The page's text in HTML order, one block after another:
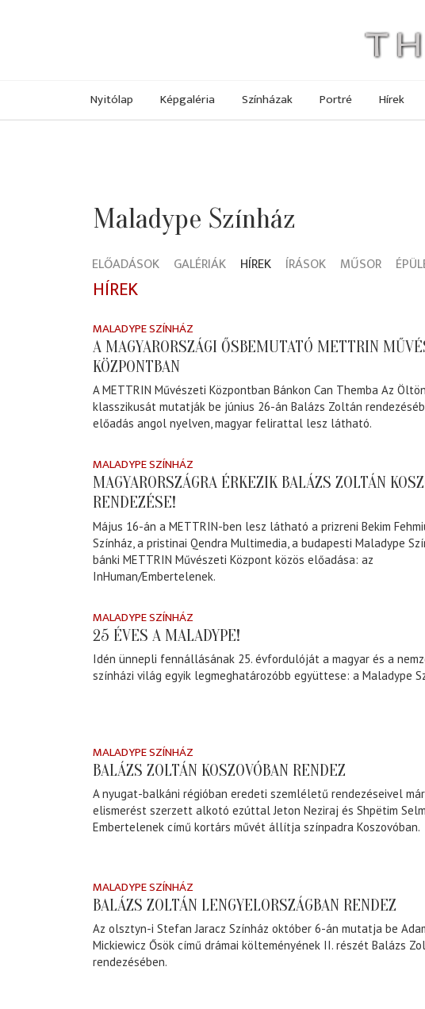
Nyitólap Képgaléria Színházak Portré Hírek
Maladype Színház
ELŐADÁSOK GALÉRIÁK HÍREK ÍRÁSOK MŰSOR
HÍREK
MALADYPE SZÍNHÁZ
A MAGYARORSZÁGI ŐSBEMUTATÓ METTRIN
KÖZPONTBAN
A METTRIN Művészeti Központban Bánkon Can Themba Az
klasszikusát mutatják be június 26-án Balázs Zoltán
előadás angol nyelven, magyar felirattal lesz látható.
MALADYPE SZÍNHÁZ
MAGYARORSZÁGRA ÉRKEZIK BALÁZS ZOLTÁN
RENDEZÉSE!
Május 16-án a METTRIN-ben lesz látható a prizreni Bekim
Színház, a pristinai Qendra Multimedia, a budapesti Maladype
bánki METTRIN Művészeti Központ közös előadása: az
InHuman/Embertelenek.
MALADYPE SZÍNHÁZ
25 ÉVES A MALADYPE!
Idén ünnepli fennállásának 25. évfordulóját a magyar és a
színházi világ egyik legmeghatározóbb együttese: a Maladype
MALADYPE SZÍNHÁZ
BALÁZS ZOLTÁN KOSZOVÓBAN RENDEZ
A nyugat-balkáni régióban eredeti szemléletű rendezéseivel már
elismerést szerzett alkotó ezúttal Jeton Neziraj és Shpëtim
Embertelenek című kortárs művét állítja színpadra Koszovóban.
MALADYPE SZÍNHÁZ
BALÁZS ZOLTÁN LENGYELORSZÁGBAN RENDEZ
Az olsztyn-i Stefan Jaracz Színház október 6-án mutatja be
Mickiewicz Ősök című drámai költeményének II. részét Balázs
rendezésében.